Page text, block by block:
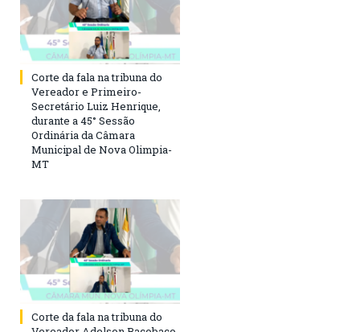
Corte da fala na tribuna do
Vereador e Primeiro-
Secretário Luiz Henrique,
durante a 45° Sessão
Ordinária da Câmara
Municipal de Nova Olimpia-
MT
Corte da fala na tribuna do